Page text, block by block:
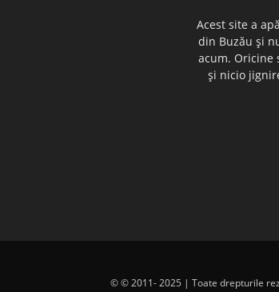
Acest site a
din Buzău şi
acum. Oricine
şi nicio
© © 2011- 2025 | Toate drepturile